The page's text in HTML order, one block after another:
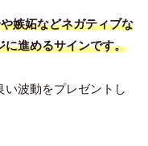
嫉妬などネガティブな
に進めるサインです。
波動をプレゼントし